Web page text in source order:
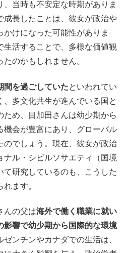
当時も不安定な時期がありま
成長したことは、彼女が政治や
けになった可能性がありま
生活することで、多様な価値観
のかもしれません。
間を過ごしていたといわれてい
、多文化共生が進んでいる国と
ため、目加田さんは幼少期から
機会が豊富にあり、グローバル
のでしょう。現在、彼女が政治
ナル・シビルソサエティ（国境
て研究しているのも、こうした
ます。
んの父は海外で働く職業に就い
影響で幼少期から国際的な環境
ゼンチンやカナダでの生活は、